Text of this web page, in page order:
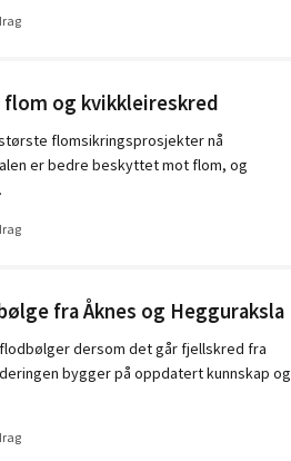
og kvikkleireskred
flomsikringsprosjekter nå
er bedre beskyttet mot flom, og
fra Åknes og Hegguraksla
dersom det går fjellskred fra
bygger på oppdatert kunnskap og